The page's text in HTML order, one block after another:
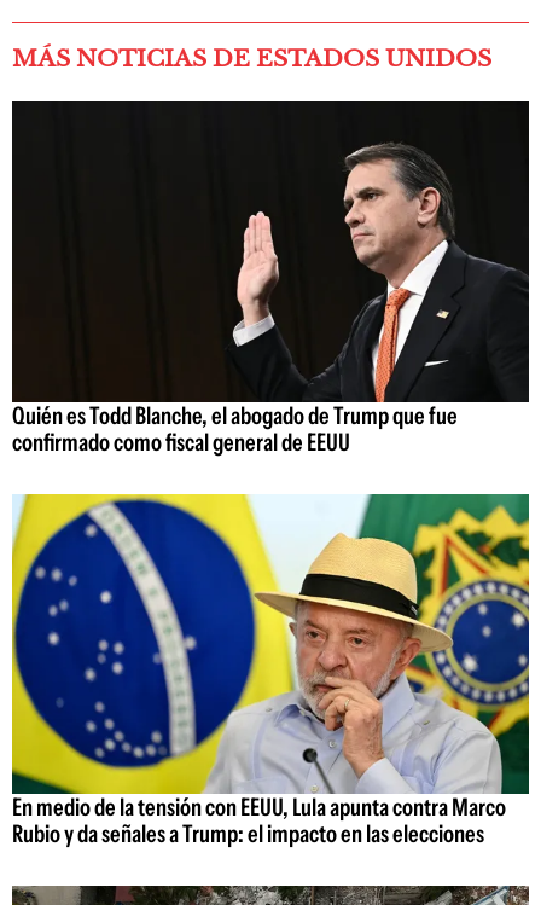
MÁS NOTICIAS DE ESTADOS UNIDOS
Quién es Todd Blanche, el abogado de Trump que fue
confirmado como fiscal general de EEUU
En medio de la tensión con EEUU, Lula apunta contra Marco
Rubio y da señales a Trump: el impacto en las elecciones